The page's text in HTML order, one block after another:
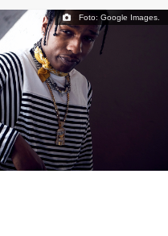
Foto: Google Images.